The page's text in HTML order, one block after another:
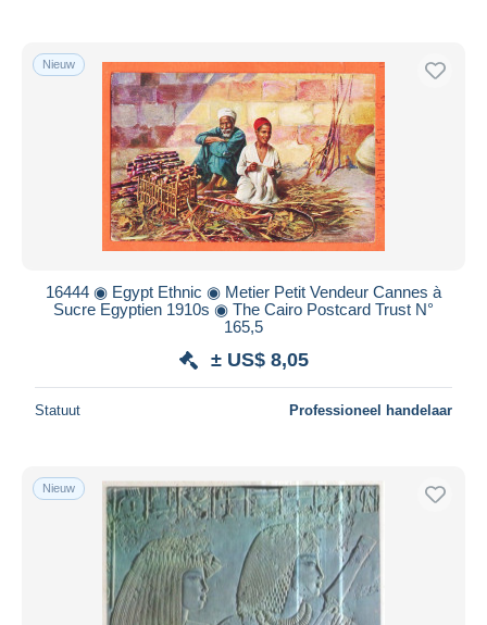
Nieuw
16444 ◉ Egypt Ethnic ◉ Metier Petit Vendeur Cannes à
Sucre Egyptien 1910s ◉ The Cairo Postcard Trust N°
165,5
± US$ 8,05
Statuut Professioneel handelaar
Nieuw